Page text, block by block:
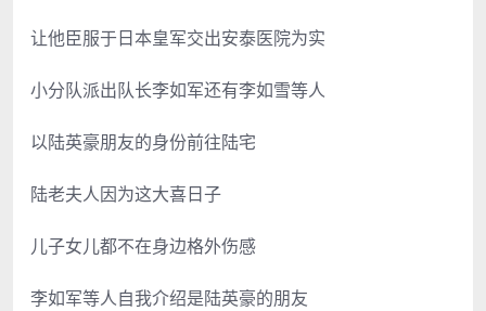
让他臣服于日本皇军交出安泰医院为实
小分队派出队长李如军还有李如雪等人
以陆英豪朋友的身份前往陆宅
陆老夫人因为这大喜日子
儿子女儿都不在身边格外伤感
李如军等人自我介绍是陆英豪的朋友